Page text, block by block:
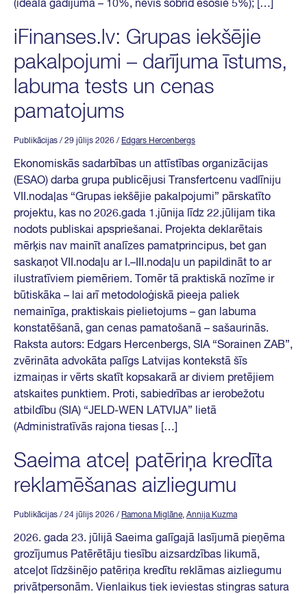
(ideālā gadījumā – 10%, nevis šobrīd esošie 5%); […]
iFinanses.lv: Grupas iekšējie
pakalpojumi – darījuma īstums,
labuma tests un cenas
pamatojums
Publikācijas / 29 jūlijs 2026 / Edgars Hercenbergs
Ekonomiskās sadarbības un attīstības organizācijas
(ESAO) darba grupa publicējusi Transfertcenu vadlīniju
VII.nodaļas “Grupas iekšējie pakalpojumi” pārskatīto
projektu, kas no 2026.gada 1.jūnija līdz 22.jūlijam tika
nodots publiskai apspriešanai. Projekta deklarētais
mērķis nav mainīt analīzes pamatprincipus, bet gan
saskaņot VII.nodaļu ar I.–III.nodaļu un papildināt to ar
ilustratīviem piemēriem. Tomēr tā praktiskā nozīme ir
būtiskāka – lai arī metodoloģiskā pieeja paliek
nemainīga, praktiskais pielietojums – gan labuma
konstatēšanā, gan cenas pamatošanā – sašaurinās.
Raksta autors: Edgars Hercenbergs, SIA “Sorainen ZAB”,
zvērināta advokāta palīgs Latvijas kontekstā šīs
izmaiņas ir vērts skatīt kopsakarā ar diviem pretējiem
atskaites punktiem. Proti, sabiedrības ar ierobežotu
atbildību (SIA) “JELD-WEN LATVIJA” lietā
(Administratīvās rajona tiesas […]
Saeima atceļ patēriņa kredīta
reklamēšanas aizliegumu
Publikācijas / 24 jūlijs 2026 / Ramona Miglāne, Annija Kuzma
2026. gada 23. jūlijā Saeima galīgajā lasījumā pieņēma
grozījumus Patērētāju tiesību aizsardzības likumā,
atceļot līdzšinējo patēriņa kredītu reklāmas aizliegumu
privātpersonām. Vienlaikus tiek ieviestas stingras satura